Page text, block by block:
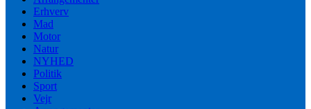
Erhverv
Mad
Motor
Natur
NYHED
Politik
Sport
Vejr